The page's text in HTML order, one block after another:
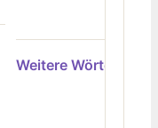
Weitere Wörter →